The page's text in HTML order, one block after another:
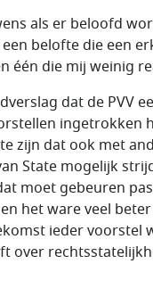
als er beloofd
belofte die een
één die mij weinig
dat de PVV
ingetrokken
zijn dat ook met
State mogelijk
moet gebeuren pas
het ware veel
ieder voorstel
over